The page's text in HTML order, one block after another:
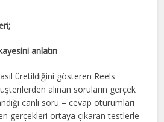
anlatın
üretildiğini gösteren Reels
alınan soruların gerçek
canlı soru – cevap oturumları
gerçekleri ortaya çıkaran testlerle